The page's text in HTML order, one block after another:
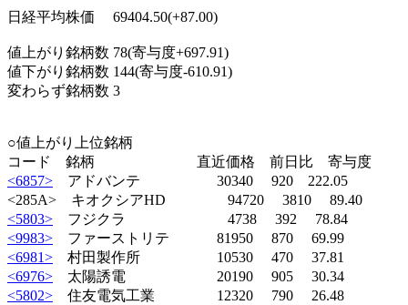
日経平均株価 69404.50(+87.00)
値上がり銘柄数 78(寄与度+697.91)
値下がり銘柄数 144(寄与度-610.91)
変わらず銘柄数 3
○値上がり上位銘柄
コード 銘柄 直近価格 前日比 寄与度
<6857> アドバンテ 30340 920 222.05
<285A> キオクシアHD 94720 3810 89.40
<5803> フジクラ 4738 392 78.84
<9983> ファーストリテ 81950 870 69.99
<6981> 村田製作所 10530 470 37.81
<6976> 太陽誘電 20190 905 30.34
<5802> 住友電気工業 12320 790 26.48